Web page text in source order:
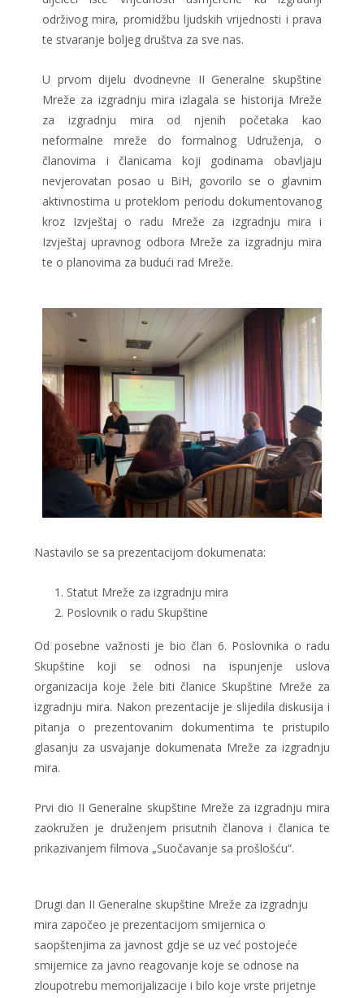
održivog mira, promidžbu ljudskih vrijednosti i prava
te stvaranje boljeg društva za sve nas.
U prvom dijelu dvodnevne II Generalne skupštine
Mreže za izgradnju mira izlagala se historija Mreže
za izgradnju mira od njenih početaka kao
neformalne mreže do formalnog Udruženja, o
članovima i članicama koji godinama obavljaju
nevjerovatan posao u BiH, govorilo se o glavnim
aktivnostima u proteklom periodu dokumentovanog
kroz Izvještaj o radu Mreže za izgradnju mira i
Izvještaj upravnog odbora Mreže za izgradnju mira
te o planovima za budući rad Mreže.
Nastavilo se sa prezentacijom dokumenata:
Statut Mreže za izgradnju mira
Poslovnik o radu Skupštine
Od posebne važnosti je bio član 6. Poslovnika o radu
Skupštine koji se odnosi na ispunjenje uslova
organizacija koje žele biti članice Skupštine Mreže za
izgradnju mira. Nakon prezentacije je slijedila diskusija i
pitanja o prezentovanim dokumentima te pristupilo
glasanju za usvajanje dokumenata Mreže za izgradnju
mira.
Prvi dio II Generalne skupštine Mreže za izgradnju mira
zaokružen je druženjem prisutnih članova i članica te
prikazivanjem filmova „Suočavanje sa prošlošću“.
Drugi dan II Generalne skupštine Mreže za izgradnju
mira započeo je prezentacijom smijernica o
saopštenjima za javnost gdje se uz već postojeće
smijernice za javno reagovanje koje se odnose na
zloupotrebu memorijalizacije i bilo koje vrste prijetnje